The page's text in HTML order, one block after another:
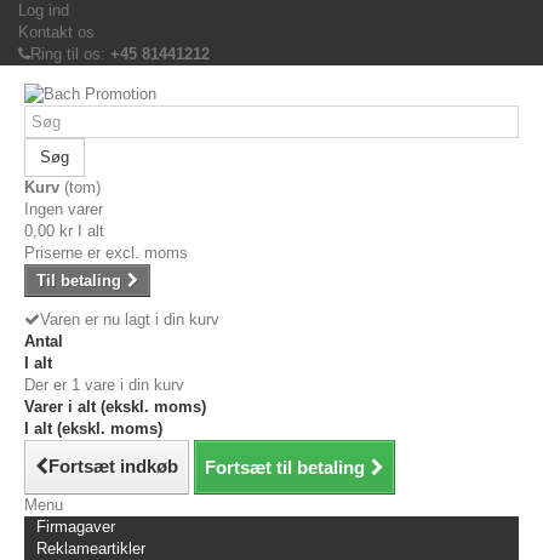
Log ind
Kontakt os
Ring til os: +45 81441212
Søg
Kurv (tom)
Ingen varer
0,00 kr
I alt
Priserne er excl. moms
Til betaling
Varen er nu lagt i din kurv
Antal
I alt
Der er 1 vare i din kurv
Varer i alt (ekskl. moms)
I alt (ekskl. moms)
Fortsæt indkøb Fortsæt til betaling
Menu
Firmagaver
Reklameartikler